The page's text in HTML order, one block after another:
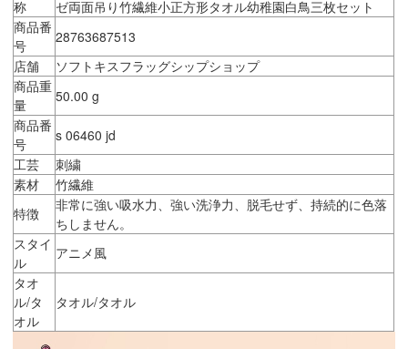
称
ゼ両面吊り竹繊維小正方形タオル幼稚園白鳥三枚セット
商品番
号
28763687513
店舗
ソフトキスフラッグシップショップ
商品重
量
50.00 g
商品番
号
s 06460 jd
工芸
刺繍
素材
竹繊維
特徴
非常に強い吸水力、強い洗浄力、脱毛せず、持続的に色落
ちしません。
スタイ
ル
アニメ風
タオ
ル/タ
オル
タオル/タオル